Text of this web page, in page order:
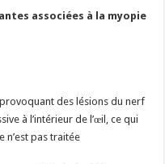
associées à la myopie
des lésions du nerf
à l’intérieur de l’œil, ce qui
n’est pas traitée